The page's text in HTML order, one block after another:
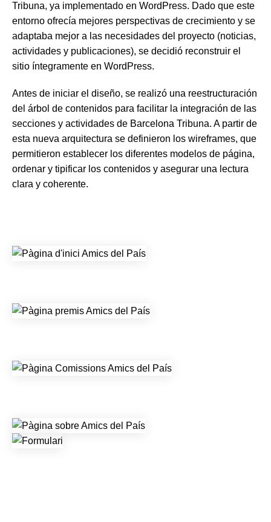
Tribuna, ya implementado en WordPress. Dado que este
entorno ofrecía mejores perspectivas de crecimiento y se
adaptaba mejor a las necesidades del proyecto (noticias,
actividades y publicaciones), se decidió reconstruir el
sitio íntegramente en WordPress.
Antes de iniciar el diseño, se realizó una reestructuración
del árbol de contenidos para facilitar la integración de las
secciones y actividades de Barcelona Tribuna. A partir de
esta nueva arquitectura se definieron los wireframes, que
permitieron establecer los diferentes modelos de página,
ordenar y tipificar los contenidos y asegurar una lectura
clara y coherente.